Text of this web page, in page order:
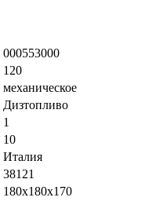
000553000
120
механическое
Дизтопливо
1
10
Италия
38121
180х180х170